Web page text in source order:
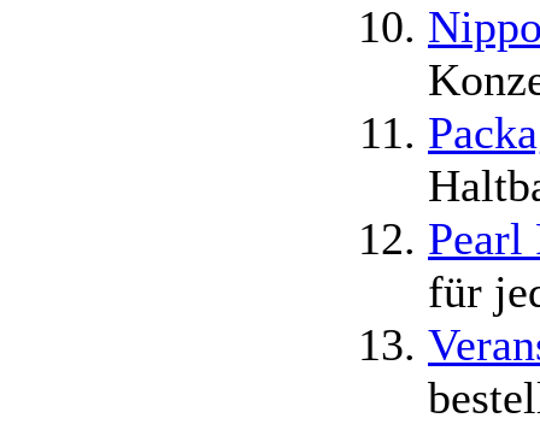
für